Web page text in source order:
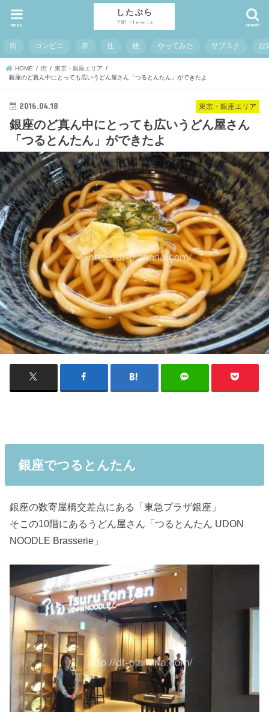
search
menu
街 コンビニ 衣 住 他 やってみた サブスク お
HOME 街
東京・銀座エリア
銀座のど真ん中にとっても広いうどん屋さん「つるとんたん」ができたよ
東京・銀座エリア
2016.04.18
銀座のど真ん中にとっても広いうどん屋さん
「つるとんたん」ができたよ
銀座でつるとんたん
銀座の数寄屋橋交差点にある「東急プラザ銀座」
そこの10階にあるうどん屋さん「つるとんたん UDON
NOODLE Brasserie」